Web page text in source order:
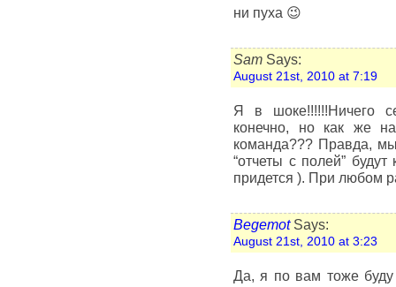
ни пуха 😉
Sam Says:
August 21st, 2010 at 7:19
Я в шоке!!!!!!Ничего
конечно, но как же
команда??? Правда,
“отчеты с полей”
придется ). При любом
BegemotSays:
August 21st, 2010 at 3:23
Да, я по вам тоже